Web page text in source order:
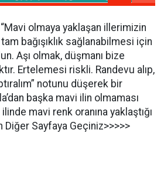
“Mavi olmaya yaklaşan illerimizin
tam bağışıklık sağlanabilmesi için
Aşı olmak, düşmanı bize
Ertelemesi riskli. Randevu alıp,
notunu düşerek bir
başka mavi ilin olmaması
mavi renk oranına yaklaştığı
Diğer Sayfaya Geçiniz>>>>>